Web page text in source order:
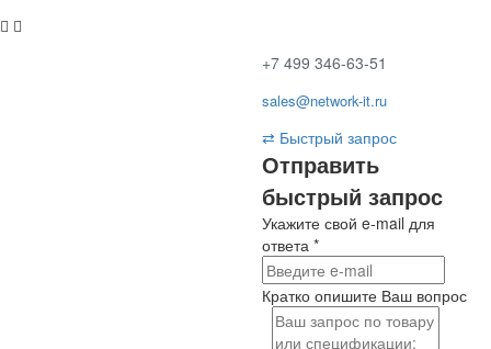
+7 499 346-63-51
sales@network-it.ru
⇄ Быстрый запрос
Отправить
быстрый запрос
Укажите свой e-mail для
ответа *
Кратко опишите Ваш вопрос